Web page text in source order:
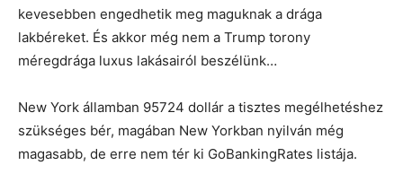
kevesebben engedhetik meg maguknak a drága
lakbéreket. És akkor még nem a Trump torony
méregdrága luxus lakásairól beszélünk…
New York államban 95724 dollár a tisztes megélhetéshez
szükséges bér, magában New Yorkban nyilván még
magasabb, de erre nem tér ki GoBankingRates listája.